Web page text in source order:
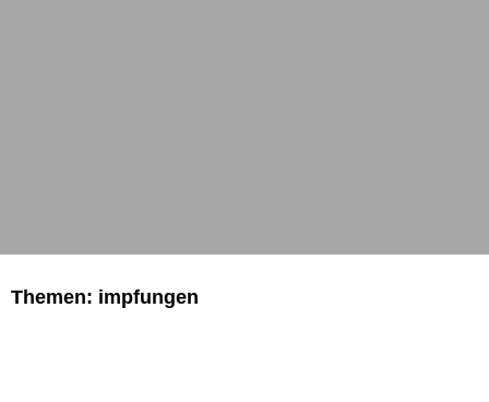
Themen: impfungen